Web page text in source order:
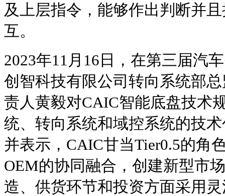
及上层指令，能够作出判断并
互。
2023年11月16日，在第三届汽
创智科技有限公司转向系统部
责人黄毅对CAIC智能底盘技术
统、转向系统和域控系统的技
并表示，CAIC甘当Tier0.5的角
OEM的协同融合，创建新型市
造、供货环节和投资方面采用